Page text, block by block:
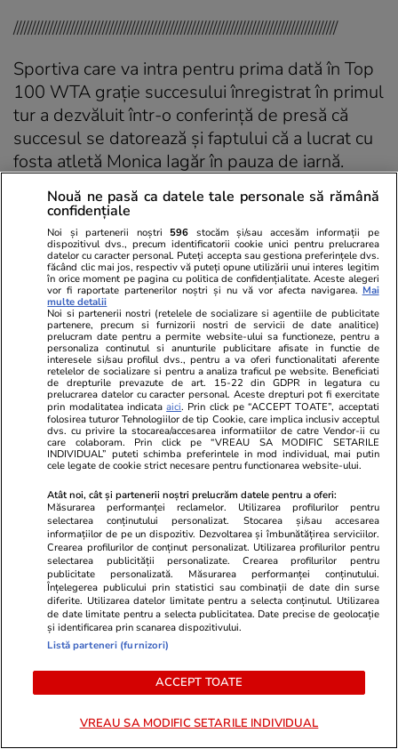
///////////////////////////////////////////////////////////////////////////////////////////
Sportiva care va intra pentru prima dată în Top
100 WTA grație succesului înregistrat în primul
tur a dezvăluit într-o conferință de presă că
succesul se datorează și faptului că a lucrat cu
fosta atletă Monica Iagăr în pauza de iarnă.
„Sunt mult mai aşezată, mult mai liniştită, simt
mult mai bine loviturile, când trebuie să atac,
când trebuie să stau. Pot să spun că m-am
maturizat un pic. Am avut parte de o pregătire
fizică foarte bună în iarnă. Am început să lucrez
cu Monica Iagăr, fostă campioană europeană la
săritura în înălţime. Mă ajută foarte mult, îmi dă
foarte multe sfaturi. Experienţa ei cu siguranţă
contează şi ştie ce şi când să îmi spună anumite
lucruri. Pregătirea pe care am făcut-o împreună
mi-a prins foarte bine”, a afirmat Bogdan, într-o
conferinţă de presă.
Aflată pe locul 104 mondial
înainte de startul turneului
de la Antipozi, Ana Bogdan
și-a propus ca până la finalul
lui 2018 să mai urce cel puțin
20 de locuri în clasamentul
WTA, acolo unde lider este o
altă jucătoare din România,
Simona Halep.
Nouă ne pasă ca datele tale personale să rămână
confidențiale
Noi și partenerii noștri 596 stocăm și/sau accesăm informații pe
dispozitivul dvs., precum identificatorii cookie unici pentru prelucrarea
datelor cu caracter personal. Puteți accepta sau gestiona preferințele dvs.
făcând clic mai jos, respectiv vă puteți opune utilizării unui interes legitim
în orice moment pe pagina cu politica de confidențialitate. Aceste alegeri
vor fi raportate partenerilor noștri și nu vă vor afecta navigarea. Mai
multe detalii
Noi si partenerii nostri (retelele de socializare si agentiile de publicitate
partenere, precum si furnizorii nostri de servicii de date analitice)
prelucram date pentru a permite website-ului sa functioneze, pentru a
personaliza continutul si anunturile publicitare afisate in functie de
interesele si/sau profilul dvs., pentru a va oferi functionalitati aferente
retelelor de socializare si pentru a analiza traficul pe website. Beneficiati
de drepturile prevazute de art. 15-22 din GDPR in legatura cu
prelucrarea datelor cu caracter personal. Aceste drepturi pot fi exercitate
prin modalitatea indicataaici. Prin click pe “ACCEPT TOATE”, acceptati
folosirea tuturor Tehnologiilor de tip Cookie, care implica inclusiv acceptul
dvs. cu privire la stocarea/accesarea informatiilor de catre Vendor-ii cu
care colaboram. Prin click pe “VREAU SA MODIFIC SETARILE
INDIVIDUAL” puteti schimba preferintele in mod individual, mai putin
cele legate de cookie strict necesare pentru functionarea website-ului.
Atât noi, cât și partenerii noștri prelucrăm datele pentru a oferi:
Măsurarea performanței reclamelor. Utilizarea profilurilor pentru
selectarea conținutului personalizat. Stocarea și/sau accesarea
informațiilor de pe un dispozitiv. Dezvoltarea și îmbunătățirea serviciilor.
Crearea profilurilor de conținut personalizat. Utilizarea profilurilor pentru
selectarea publicității personalizate. Crearea profilurilor pentru
publicitate personalizată. Măsurarea performanței conținutului.
Înțelegerea publicului prin statistici sau combinații de date din surse
diferite. Utilizarea datelor limitate pentru a selecta conținutul. Utilizarea
de date limitate pentru a selecta publicitatea. Date precise de geolocație
și identificarea prin scanarea dispozitivului.
Listă parteneri (furnizori)
ACCEPT TOATE
VREAU SA MODIFIC SETARILE INDIVIDUAL